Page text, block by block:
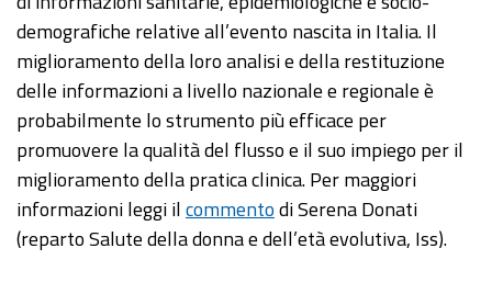
demografiche relative all’evento nascita in Italia. Il
miglioramento della loro analisi e della restituzione
delle informazioni a livello nazionale e regionale è
probabilmente lo strumento più efficace per
promuovere la qualità del flusso e il suo impiego per il
miglioramento della pratica clinica. Per maggiori
informazioni leggi ilcommentodi Serena Donati
(reparto Salute della donna e dell’età evolutiva, Iss).